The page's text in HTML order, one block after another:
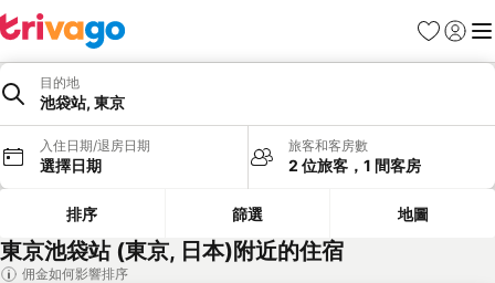
我的最愛
登入 選
目的地
池袋站, 東京
入住日期/退房日期
選擇日期
旅客和客房數
2 位旅客，1 間客房
排序 篩選 地圖
東京池袋站 (東京, 日本)附近的住宿
佣金如何影響排序